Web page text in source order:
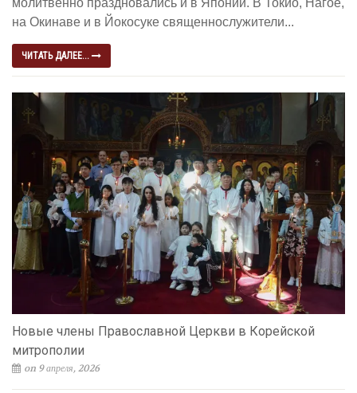
на Окинаве и в Йокосуке священнослужители...
ЧИТАТЬ ДАЛЕЕ...
Новые члены Православной Церкви в Корейской
митрополии
on 9 апреля, 2026